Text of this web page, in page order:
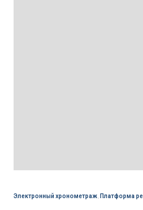
Электронный хронометраж, Платформа